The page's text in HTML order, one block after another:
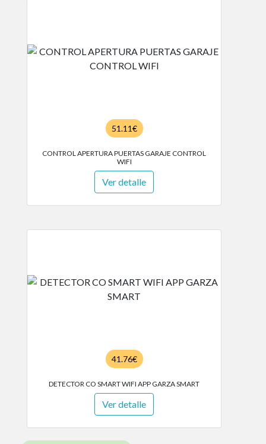
51.11€
CONTROL APERTURA PUERTAS GARAJE CONTROL
WIFI
Ver detalle
41.76€
DETECTOR CO SMART WIFI APP GARZA SMART
Ver detalle